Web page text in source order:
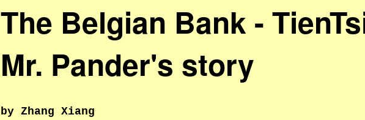
The Belgian Bank -
Mr. Pander's story
by Zhang Xiang